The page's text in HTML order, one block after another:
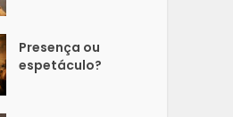
Presença ou
espetáculo?